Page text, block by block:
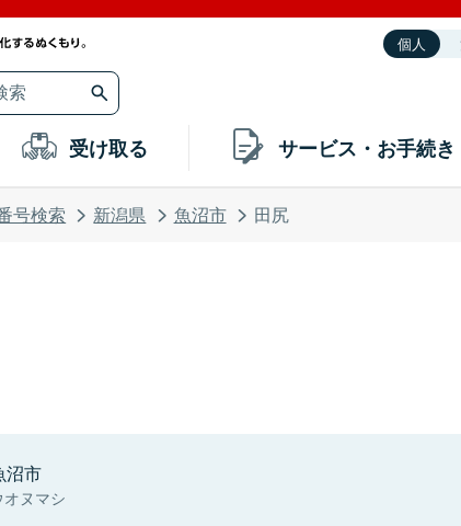
個人
受け取る サービス・お手続き
号検索 新潟県 魚沼市 田尻
沼市
オヌマシ